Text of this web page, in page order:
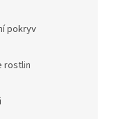
pokryv
rostlin